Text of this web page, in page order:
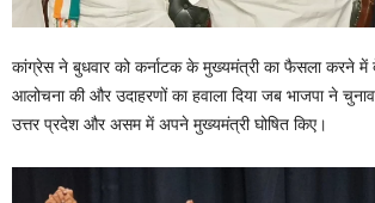
कांग्रेस ने बुधवार को कर्नाटक के मुख्यमंत्री का फैसला करने में
आलोचना की और उदाहरणों का हवाला दिया जब भाजपा ने
उत्तर प्रदेश और असम में अपने मुख्यमंत्री घोषित किए।